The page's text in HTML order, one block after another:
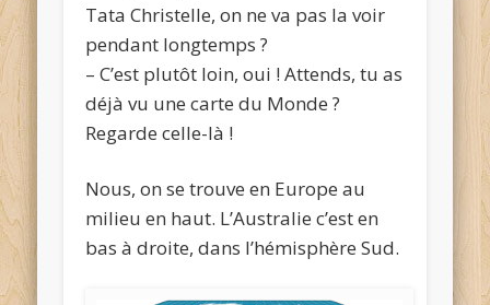
Tata Christelle, on ne va pas la voir
pendant longtemps ?
– C’est plutôt loin, oui ! Attends, tu as
déjà vu une carte du Monde ?
Regarde celle-là !
Nous, on se trouve en Europe au
milieu en haut. L’Australie c’est en
bas à droite, dans l’hémisphère Sud.